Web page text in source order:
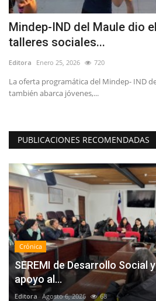
Mindep-IND del Maule dio
talleres sociales...
Editora Enero 25, 2026 720
La oferta programática del Mindep- IND
también abarca jóvenes,...
PUBLICACIONES RECOMENDADAS
Crónica
SEREMI de Desarrollo Social
apoyo al...
Editora Agosto 6, 2026 68